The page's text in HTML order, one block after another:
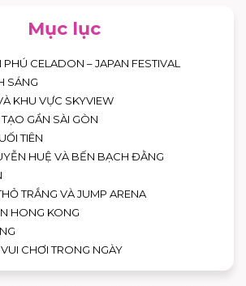
Mục lục
PHÚ CELADON – JAPAN FESTIVAL
SÁNG
KHU VỰC SKYVIEW
GẦN SÀI GÒN
TIÊN
HUỆ VÀ BẾN BẠCH ĐẰNG
TRẮNG VÀ JUMP ARENA
HONG KONG
CHƠI TRONG NGÀY